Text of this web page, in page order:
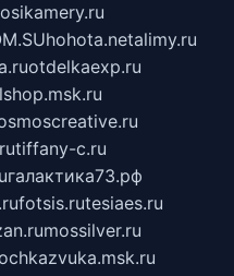
hohota.netalimy.ru
otdelkaexp.ru
tiffany-c.ru
галактика73.рф
fotsis.rutesiaes.ru
mossilver.ru